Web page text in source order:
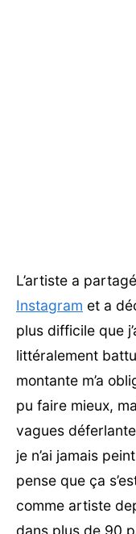
L’artiste a
Instagram et a
plus difficile que
littéralement
montante m’a
pu faire mieux,
vagues
je n’ai jamais
pense que ça
comme artiste
dans plus de 90